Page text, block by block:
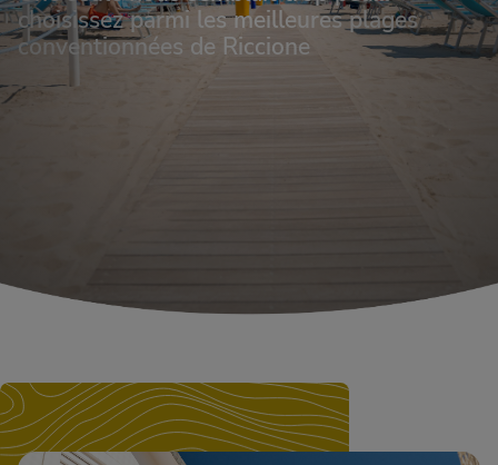
choisissez parmi les meilleures plages
conventionnées de Riccione